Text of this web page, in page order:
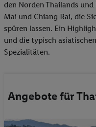
den Norden Thailands
Mai und Chiang Rai, die
spüren lassen. Ein
und die typisch
Spezialitäten.
Angebote für